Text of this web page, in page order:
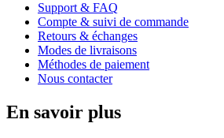
Support & FAQ
Compte & suivi de commande
Retours & échanges
Modes de livraisons
Méthodes de paiement
Nous contacter
En savoir plus